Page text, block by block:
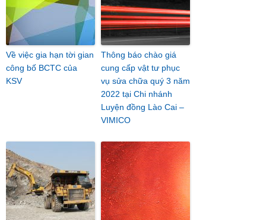
Về việc gia hạn tời gian
công bố BCTC của
KSV
Thông báo chào giá
cung cấp vật tư phục
vụ sửa chữa quý 3 năm
2022 tại Chi nhánh
Luyện đồng Lào Cai –
VIMICO